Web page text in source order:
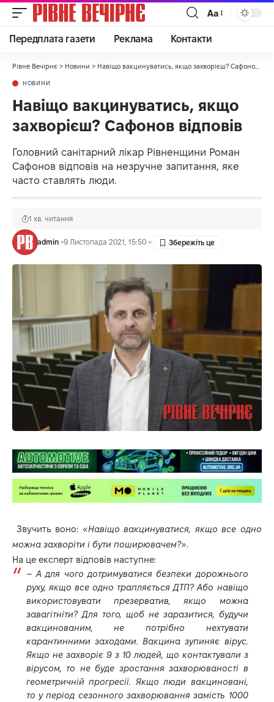
Аа
Передплата газети Реклама Контакти
Рівне Вечірнє > Новини > Навіщо вакцинуватись, якщо захворієш? Сафонов відповів
НОВИНИ
Навіщо вакцинуватись, якщо
захворієш? Сафонов відповів
Головний санітарний лікар Рівненщини Роман
Сафонов відповів на незручне запитання, яке
часто ставлять люди.
admin 9 Листопада 2021, 15:50
1 хв. читання
Звучить воно: «Навіщо вакцинуватися, якщо все одно
можна захворіти і бути поширювачем?».
На це експерт відповів наступне:
– А для чого дотримуватися безпеки дорожнього
руху, якщо все одно трапляється ДТП? Або навіщо
використовувати презерватив, якщо можна
завагітніти? Для того, щоб не заразитися, будучи
вакцинованим, не потрібно нехтувати
карантинними заходами. Вакцина зупиняє вірус.
Якщо не захворіє 9 з 10 людей, що контактували з
вірусом, то не буде зростання захворюваності в
геометричній прогресії. Якщо люди вакциновані,
то у період сезонного захворювання замість 1000